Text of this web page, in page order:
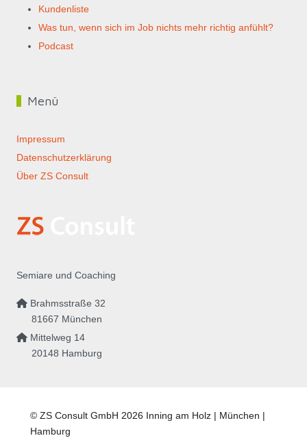
Kundenliste
Was tun, wenn sich im Job nichts mehr richtig anfühlt?
Podcast
Menü
Impressum
Datenschutzerklärung
Über ZS Consult
Semiare und Coaching
Brahmsstraße 32
81667 München
Mittelweg 14
20148 Hamburg
© ZS Consult GmbH 2026 Inning am Holz | München |
Hamburg